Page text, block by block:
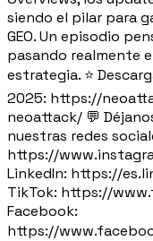
siendo el pilar para
GEO. Un episodio
pasando realmente
estrategia. ⭐
2025: https://
neoattack/ 💬
nuestras redes
https://
LinkedIn: https://
TikTok: https://
Facebook:
https://